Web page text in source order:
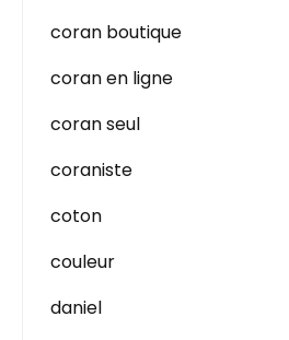
coran boutique
coran en ligne
coran seul
coraniste
coton
couleur
daniel